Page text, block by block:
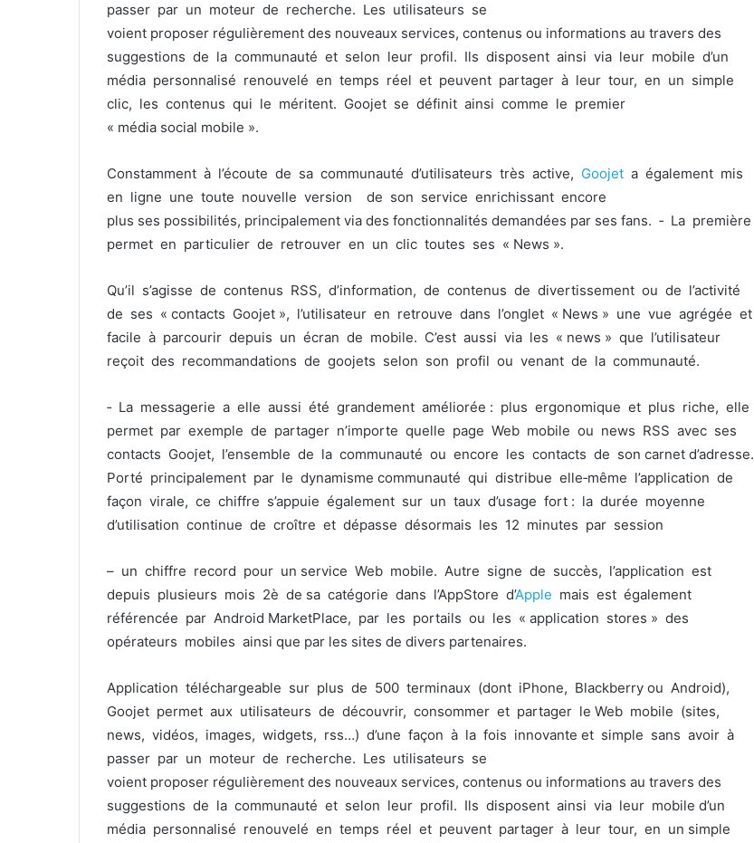
passer par un moteur de recherche. Les utilisateurs se
voient proposer régulièrement des nouveaux services, contenus ou informations au travers des
suggestions de la communauté et selon leur profil. Ils disposent ainsi via leur mobile d’un
média personnalisé renouvelé en temps réel et peuvent partager à leur tour, en un simple
clic, les contenus qui le méritent. Goojet se définit ainsi comme le premier
« média social mobile ».
Constamment à l’écoute de sa communauté d’utilisateurs très active, Goojet a également mis
en ligne une toute nouvelle version de son service enrichissant encore
plus ses possibilités, principalement via des fonctionnalités demandées par ses fans. ‐ La première
permet en particulier de retrouver en un clic toutes ses « News ».
Qu’il s’agisse de contenus RSS, d’information, de contenus de divertissement ou de l’activité
de ses « contacts Goojet », l’utilisateur en retrouve dans l’onglet « News » une vue agrégée et
facile à parcourir depuis un écran de mobile. C’est aussi via les « news » que l’utilisateur
reçoit des recommandations de goojets selon son profil ou venant de la communauté.
‐ La messagerie a elle aussi été grandement améliorée : plus ergonomique et plus riche, elle
permet par exemple de partager n’importe quelle page Web mobile ou news RSS avec ses
contacts Goojet, l’ensemble de la communauté ou encore les contacts de son carnet d’adresse.
Porté principalement par le dynamisme communauté qui distribue elle‐même l’application de
façon virale, ce chiffre s’appuie également sur un taux d’usage fort : la durée moyenne
d’utilisation continue de croître et dépasse désormais les 12 minutes par session
– un chiffre record pour un service Web mobile. Autre signe de succès, l’application est
depuis plusieurs mois 2è de sa catégorie dans l’AppStore d’Apple mais est également
référencée par Android MarketPlace, par les portails ou les « application stores » des
opérateurs mobiles ainsi que par les sites de divers partenaires.
Application téléchargeable sur plus de 500 terminaux (dont iPhone, Blackberry ou Android),
Goojet permet aux utilisateurs de découvrir, consommer et partager le Web mobile (sites,
news, vidéos, images, widgets, rss…) d’une façon à la fois innovante et simple sans avoir à
passer par un moteur de recherche. Les utilisateurs se
voient proposer régulièrement des nouveaux services, contenus ou informations au travers des
suggestions de la communauté et selon leur profil. Ils disposent ainsi via leur mobile d’un
média personnalisé renouvelé en temps réel et peuvent partager à leur tour, en un simple